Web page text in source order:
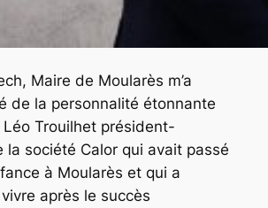
Maire de Moularès m’a
de la personnalité étonnante
Trouilhet président-
la société Calor qui avait passé
à Moularès et qui a
après le succès